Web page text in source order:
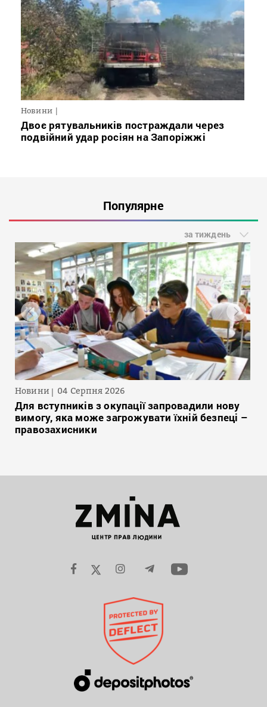
Новини
Двоє рятувальників постраждали через
подвійний удар росіян на Запоріжжі
Популярне
за тиждень
Новини 04 Серпня 2026
Для вступників з окупації запровадили нову
вимогу, яка може загрожувати їхній безпеці –
правозахисники